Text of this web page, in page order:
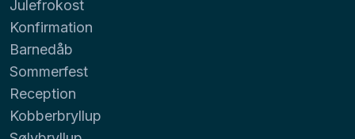
Julefrokost
Konfirmation
Barnedåb
Sommerfest
Reception
Kobberbryllup